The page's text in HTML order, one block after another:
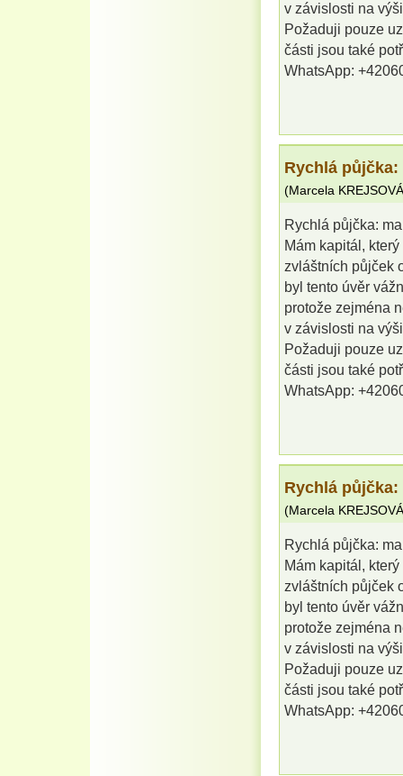
v závislosti na
Požaduji pouze
části jsou také
WhatsApp:
Rychlá
(Marcela KREJSOVÁ
Rychlá půjčka:
Mám kapitál,
zvláštních půjček
byl tento úvěr
protože zejména
v závislosti na
Požaduji pouze
části jsou také
WhatsApp:
Rychlá
(Marcela KREJSOVÁ
Rychlá půjčka:
Mám kapitál,
zvláštních půjček
byl tento úvěr
protože zejména
v závislosti na
Požaduji pouze
části jsou také
WhatsApp: